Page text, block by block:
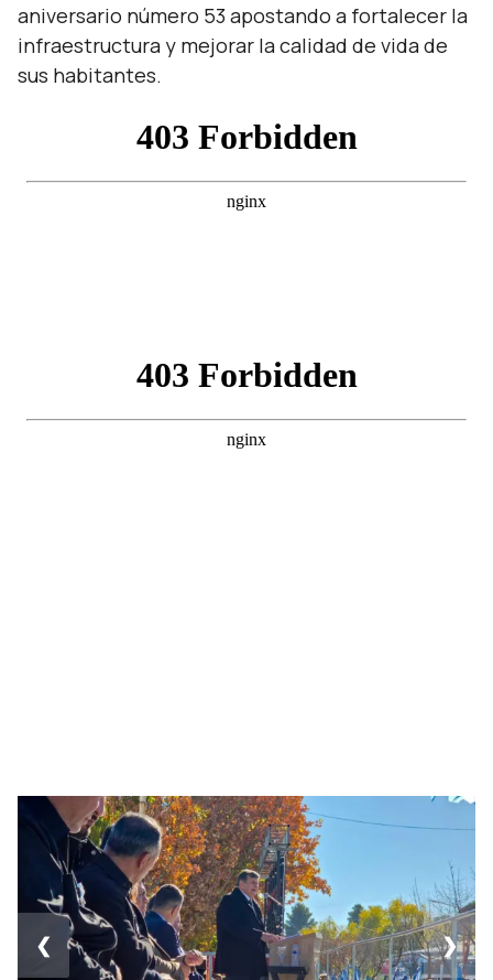
aniversario número 53 apostando a fortalecer la
infraestructura y mejorar la calidad de vida de
sus habitantes.
❮ ❯